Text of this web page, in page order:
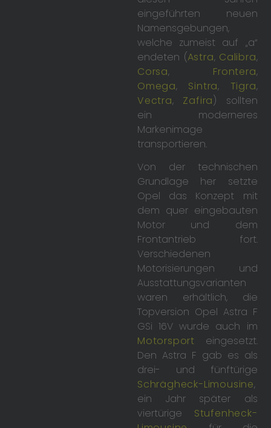
eingeführten neuen
Namensgebungen,
welche zumeist auf „a“
endeten (Astra, Calibra,
Corsa, Frontera,
Omega, Sintra, Tigra,
Vectra, Zafira) sollten
ein moderneres
Markenimage
transportieren.
Von der technischen
Grundlage her setzte
Opel das Konzept mit
dem quer eingebauten
Motor und dem
Frontantrieb fort.
Verschiedenen
Motorisierungen und
Ausstattungsvarianten
waren erhältlich, die
Topversion Opel Astra F
GSi 16V wurde auch im
Motorsport eingesetzt.
Den Astra F gab es als
drei- und fünftürige
Schrägheck-Limousine,
ein Jahr später als
viertürige Stufenheck-